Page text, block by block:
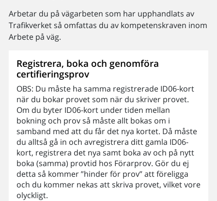
Arbetar du på vägarbeten som har upphandlats av
Trafikverket så omfattas du av kompetenskraven inom
Arbete på väg.
Registrera, boka och genomföra
certifieringsprov
OBS: Du måste ha samma registrerade ID06-kort
när du bokar provet som när du skriver provet.
Om du byter ID06-kort under tiden mellan
bokning och prov så måste allt bokas om i
samband med att du får det nya kortet. Då måste
du alltså gå in och avregistrera ditt gamla ID06-
kort, registrera det nya samt boka av och på nytt
boka (samma) provtid hos Förarprov. Gör du ej
detta så kommer ”hinder för prov” att föreligga
och du kommer nekas att skriva provet, vilket vore
olyckligt.